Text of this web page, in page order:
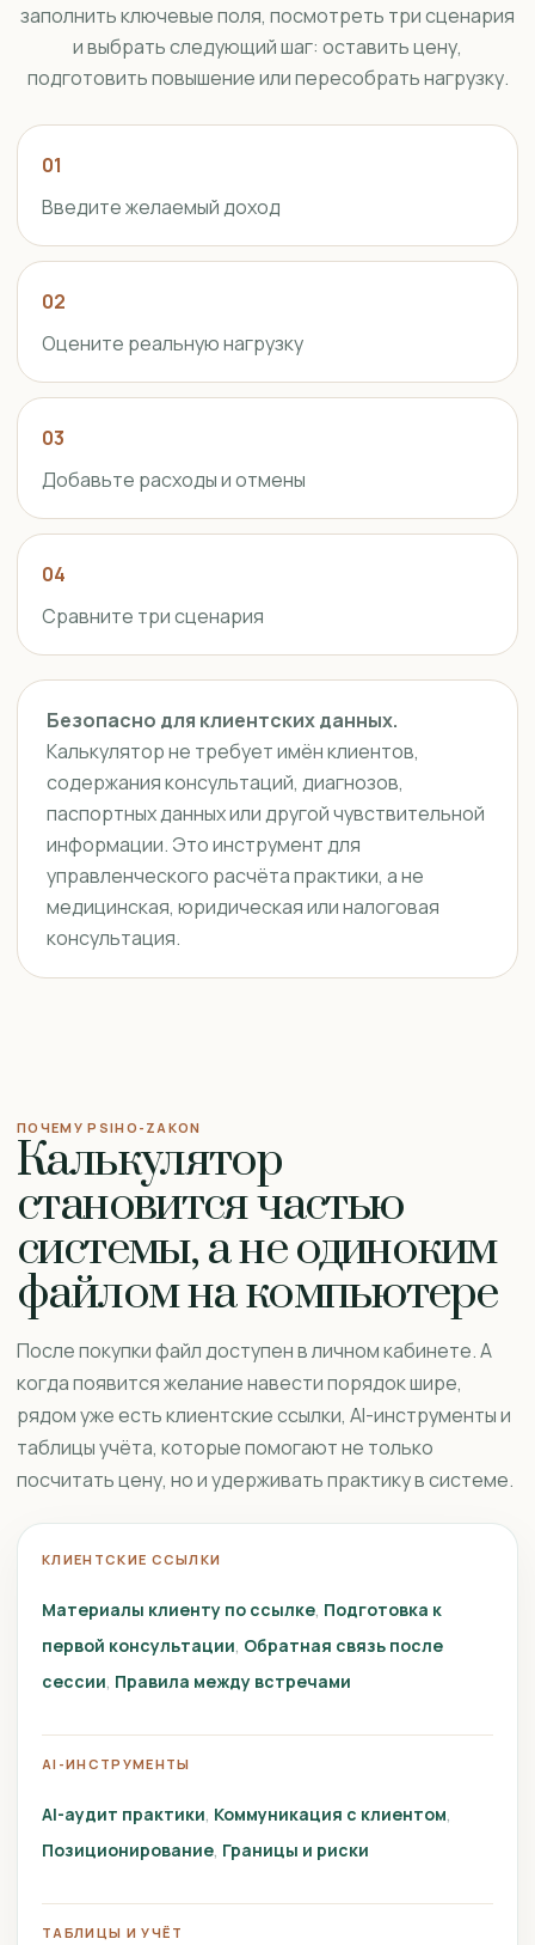
заполнить ключевые поля, посмотреть три сценария
и выбрать следующий шаг: оставить цену,
подготовить повышение или пересобрать нагрузку.
01
Введите желаемый доход
02
Оцените реальную нагрузку
03
Добавьте расходы и отмены
04
Сравните три сценария
Безопасно для клиентских данных.
Калькулятор не требует имён клиентов,
содержания консультаций, диагнозов,
паспортных данных или другой чувствительной
информации. Это инструмент для
управленческого расчёта практики, а не
медицинская, юридическая или налоговая
консультация.
ПОЧЕМУ PSIHO-ZAKON
Калькулятор
становится частью
системы, а не одиноким
файлом на компьютере
После покупки файл доступен в личном кабинете. А
когда появится желание навести порядок шире,
рядом уже есть клиентские ссылки, AI-инструменты и
таблицы учёта, которые помогают не только
посчитать цену, но и удерживать практику в системе.
КЛИЕНТСКИЕ ССЫЛКИ
Материалы клиенту по ссылке Подготовка к
первой консультации Обратная связь после
сессии Правила между встречами
AI-ИНСТРУМЕНТЫ
AI-аудит практики Коммуникация с клиентом
Позиционирование Границы и риски
ТАБЛИЦЫ И УЧЁТ